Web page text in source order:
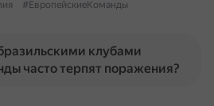
#ЕвропейскиеКоманды
клубами
часто терпят поражения?